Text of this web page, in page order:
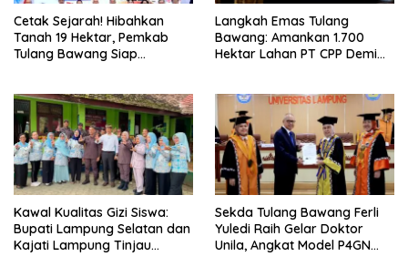
Cetak Sejarah! Hibahkan
Tanah 19 Hektar, Pemkab
Tulang Bawang Siap
Lampung
Langkah Emas Tulang
Bawang: Amankan 1.700
Hektar Lahan PT CPP Demi
Kawal Kualitas Gizi Siswa:
Bupati Lampung Selatan dan
Kajati Lampung Tinjau
Sekda Tulang Bawang Ferli
Yuledi Raih Gelar Doktor
Unila, Angkat Model P4GN